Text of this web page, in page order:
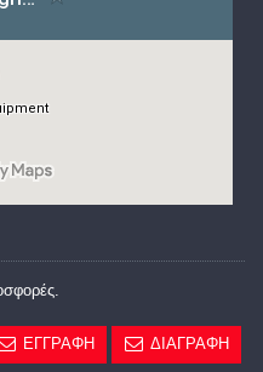
ΕΓΓΡΑΦΗ ΔΙΑΓΡΑΦΗ